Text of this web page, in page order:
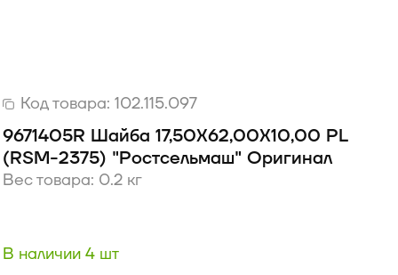
Код товара: 102.115.097
9671405R Шайба 17,50X62,00X10,00 PL
(RSM-2375) "Ростсельмаш" Оригинал
Вес товара: 0.2 кг
В наличии 4 шт